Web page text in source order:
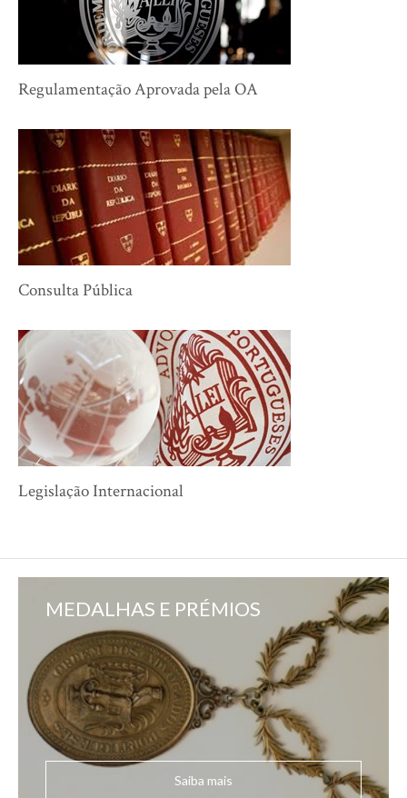
Regulamentação Aprovada pela OA
Consulta Pública
Legislação Internacional
MEDALHAS E PRÉMIOS
Saiba mais